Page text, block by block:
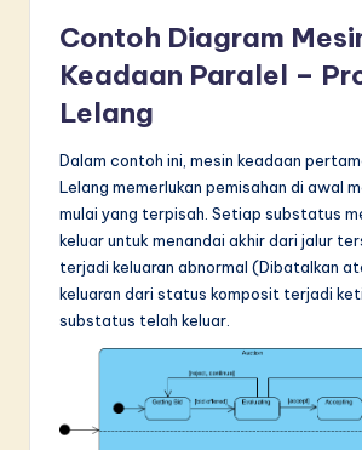
Contoh Diagram
Keadaan Paralel –
Lelang
Dalam contoh ini, mesin keadaan
Lelang memerlukan pemisahan di awal
mulai yang terpisah. Setiap substatus
keluar untuk menandai akhir dari jalur
terjadi keluaran abnormal (Dibatalkan
keluaran dari status komposit terjadi
substatus telah keluar.